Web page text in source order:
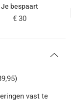
Je bespaart
€ 30
vast te